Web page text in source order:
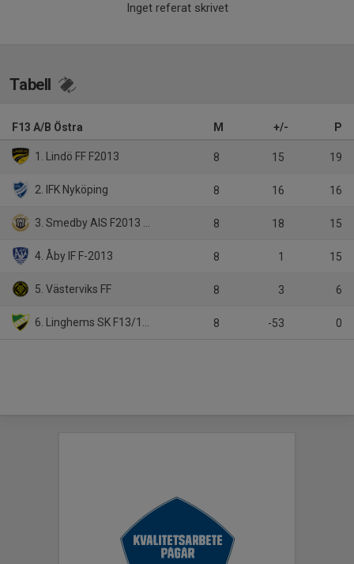
Inget referat skrivet
Tabell
F13 A/B Östra M +/- P
1. Lindö FF F2013 8 15 19
2. IFK Nyköping 8 16 16
3. Smedby AIS F2013 Svart 8 18 15
4. Åby IF F-2013 8 1 15
5. Västerviks FF 8 3 6
6. Linghems SK F13/14 Grön 8 -53 0